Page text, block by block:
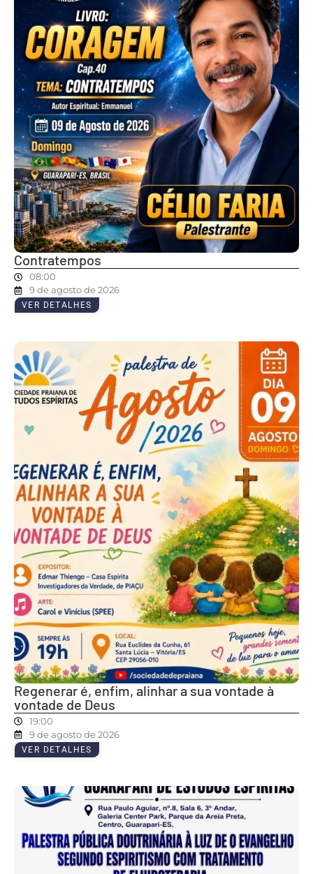
Contratempos
08:00
9 de agosto de 2026
VER DETALHES
Regenerar é, enfim, alinhar a sua vontade à
vontade de Deus
19:00
9 de agosto de 2026
VER DETALHES